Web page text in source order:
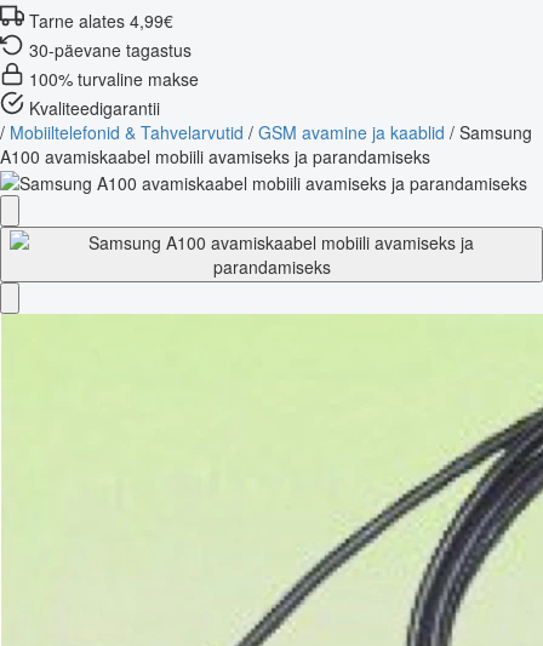
Tarne alates 4,99€
30-päevane tagastus
100% turvaline makse
Kvaliteedigarantii
/ Mobiiltelefonid & Tahvelarvutid / GSM avamine ja kaablid / Samsung
A100 avamiskaabel mobiili avamiseks ja parandamiseks